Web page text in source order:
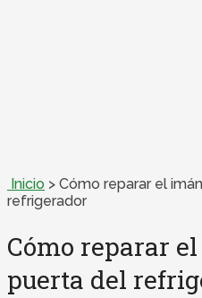
Inicio > Cómo reparar el
refrigerador
Cómo reparar
puerta del